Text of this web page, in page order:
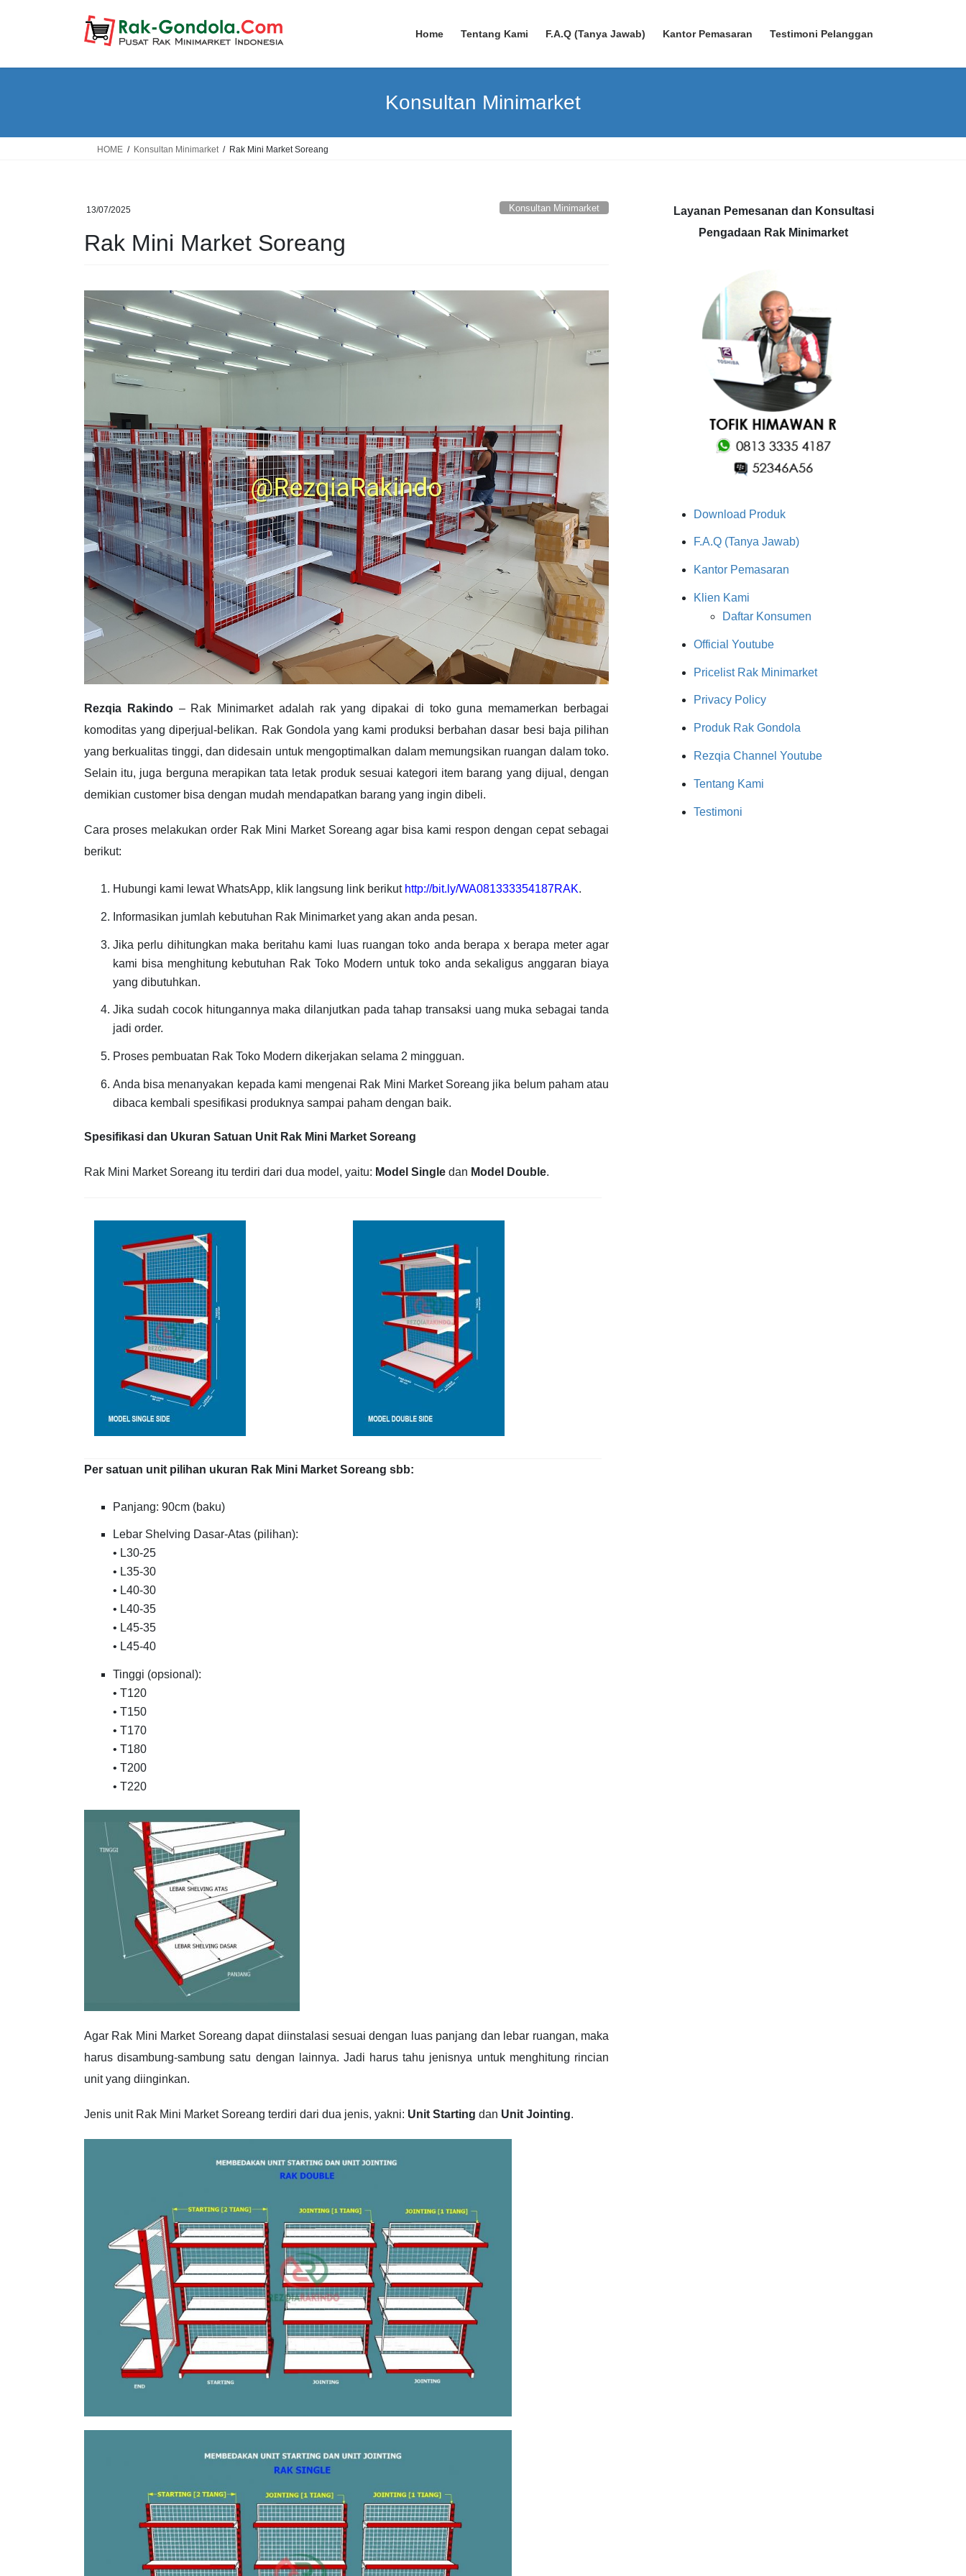
Home Tentang Kami F.A.Q (Tanya Jawab) Kantor Pemasaran Testimoni Pelanggan
Konsultan Minimarket
HOME Konsultan Minimarket Rak Mini Market Soreang
13/07/2025 Konsultan Minimarket
Rak Mini Market Soreang
Rezqia Rakindo– Rak Minimarket adalah rak yang dipakai di toko guna memamerkan berbagai
komoditas yang diperjual-belikan. Rak Gondola yang kami produksi berbahan dasar besi baja pilihan
yang berkualitas tinggi, dan didesain untuk mengoptimalkan dalam memungsikan ruangan dalam toko.
Selain itu, juga berguna merapikan tata letak produk sesuai kategori item barang yang dijual, dengan
demikian customer bisa dengan mudah mendapatkan barang yang ingin dibeli.
Cara proses melakukan order Rak Mini Market Soreang agar bisa kami respon dengan cepat sebagai
berikut:
Hubungi kami lewat WhatsApp, klik langsung link berikut http://bit.ly/WA081333354187RAK.
Informasikan jumlah kebutuhan Rak Minimarket yang akan anda pesan.
Jika perlu dihitungkan maka beritahu kami luas ruangan toko anda berapa x berapa meter agar
kami bisa menghitung kebutuhan Rak Toko Modern untuk toko anda sekaligus anggaran biaya
yang dibutuhkan.
Jika sudah cocok hitungannya maka dilanjutkan pada tahap transaksi uang muka sebagai tanda
jadi order.
Proses pembuatan Rak Toko Modern dikerjakan selama 2 mingguan.
Anda bisa menanyakan kepada kami mengenai Rak Mini Market Soreang jika belum paham atau
dibaca kembali spesifikasi produknya sampai paham dengan baik.
Spesifikasi dan Ukuran Satuan Unit Rak Mini Market Soreang
Rak Mini Market Soreang itu terdiri dari dua model, yaitu: Model Single dan Model Double.
Per satuan unit pilihan ukuran Rak Mini Market Soreang sbb:
Panjang: 90cm (baku)
Lebar Shelving Dasar-Atas (pilihan):
• L30-25
• L35-30
• L40-30
• L40-35
• L45-35
• L45-40
Tinggi (opsional):
• T120
• T150
• T170
• T180
• T200
• T220
Agar Rak Mini Market Soreang dapat diinstalasi sesuai dengan luas panjang dan lebar ruangan, maka
harus disambung-sambung satu dengan lainnya. Jadi harus tahu jenisnya untuk menghitung rincian
unit yang diinginkan.
Jenis unit Rak Mini Market Soreang terdiri dari dua jenis, yakni: Unit Starting dan Unit Jointing.
Layanan Pemesanan dan Konsultasi
Pengadaan Rak Minimarket
Download Produk
F.A.Q (Tanya Jawab)
Kantor Pemasaran
Klien Kami
Daftar Konsumen
Official Youtube
Pricelist Rak Minimarket
Privacy Policy
Produk Rak Gondola
Rezqia Channel Youtube
Tentang Kami
Testimoni